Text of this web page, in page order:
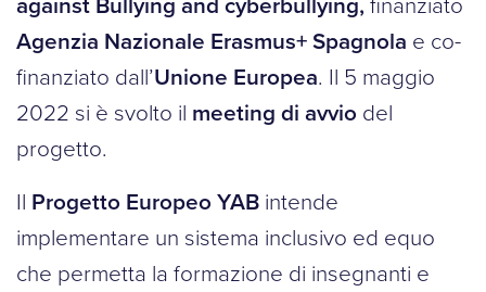
Agenzia Nazionale Erasmus+ Spagnola e co-
finanziato dall’Unione Europea. Il 5 maggio
2022 si è svolto il meeting di avvio del
progetto.
Il Progetto Europeo YAB intende
implementare un sistema inclusivo ed equo
che permetta la formazione di insegnanti e